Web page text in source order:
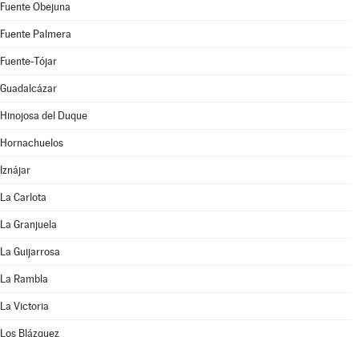
Fuente Obejuna
Fuente Palmera
Fuente-Tójar
Guadalcázar
Hinojosa del Duque
Hornachuelos
Iznájar
La Carlota
La Granjuela
La Guijarrosa
La Rambla
La Victoria
Los Blázquez